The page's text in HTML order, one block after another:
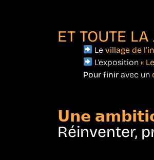
ET TOUTE LA
Levillage de
L’exposition«
Pour finir avec un
𝗨𝗻𝗲
Réinventer,